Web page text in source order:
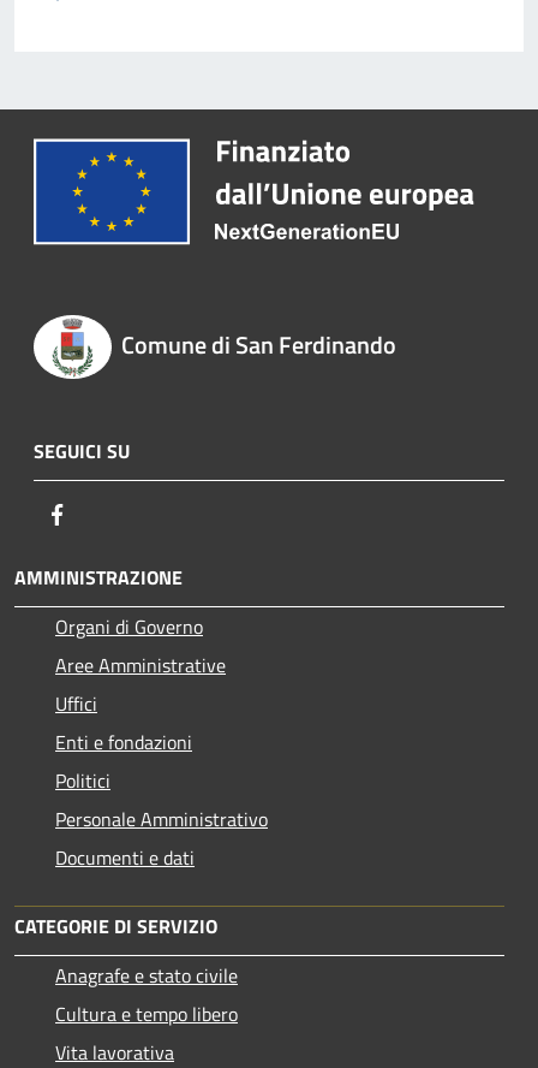
Comune di San Ferdinando
SEGUICI SU
AMMINISTRAZIONE
Organi di Governo
Aree Amministrative
Uffici
Enti e fondazioni
Politici
Personale Amministrativo
Documenti e dati
CATEGORIE DI SERVIZIO
Anagrafe e stato civile
Cultura e tempo libero
Vita lavorativa